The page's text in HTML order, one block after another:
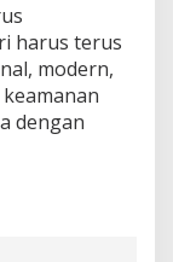
harus terus
modern,
dengan